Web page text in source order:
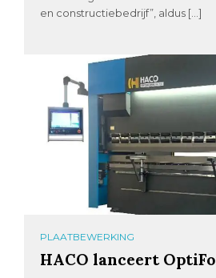
en constructiebedrijf”, aldus […]
PLAATBEWERKING
HACO lanceert